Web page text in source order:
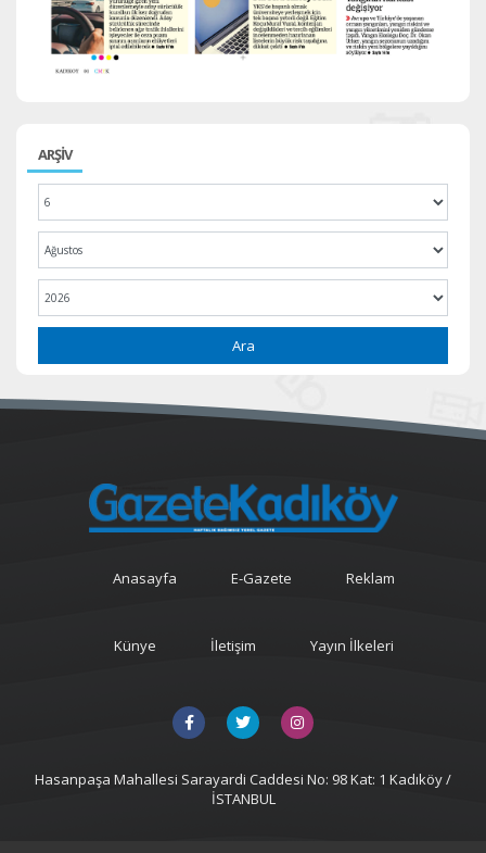
ARŞİV
Ara
Anasayfa E-Gazete Reklam
Künye İletişim Yayın İlkeleri
Hasanpaşa Mahallesi Sarayardi Caddesi No: 98 Kat: 1 Kadıköy /
İSTANBUL